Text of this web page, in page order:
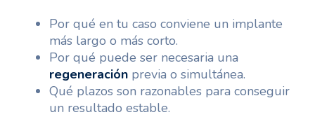
Por qué en tu caso conviene un implante
más largo o más corto.
Por qué puede ser necesaria una
regeneración previa o simultánea.
Qué plazos son razonables para conseguir
un resultado estable.